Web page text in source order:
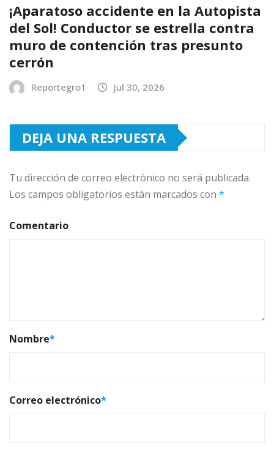
¡Aparatoso accidente en la Autopista
del Sol! Conductor se estrella contra
muro de contención tras presunto
cerrón
Reportegro1 Jul 30, 2026
DEJA UNA RESPUESTA
Tu dirección de correo electrónico no será publicada.
Los campos obligatorios están marcados con *
Comentario
Nombre*
Correo electrónico*